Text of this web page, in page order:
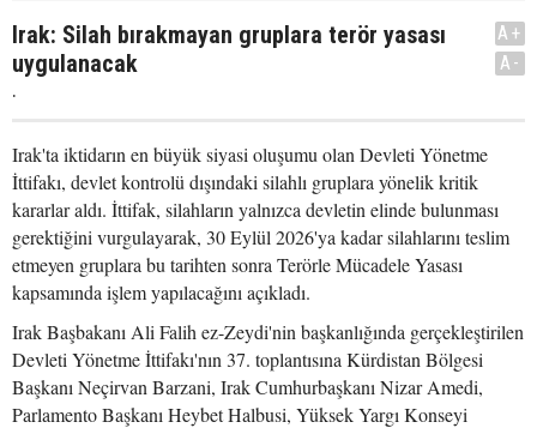
Irak: Silah bırakmayan gruplara terör yasası
uygulanacak
.
A+
A-
Irak'ta iktidarın en büyük siyasi oluşumu olan Devleti Yönetme
İttifakı, devlet kontrolü dışındaki silahlı gruplara yönelik kritik
kararlar aldı. İttifak, silahların yalnızca devletin elinde bulunması
gerektiğini vurgulayarak, 30 Eylül 2026'ya kadar silahlarını teslim
etmeyen gruplara bu tarihten sonra Terörle Mücadele Yasası
kapsamında işlem yapılacağını açıkladı.
Irak Başbakanı Ali Falih ez-Zeydi'nin başkanlığında gerçekleştirilen
Devleti Yönetme İttifakı'nın 37. toplantısına Kürdistan Bölgesi
Başkanı Neçirvan Barzani, Irak Cumhurbaşkanı Nizar Amedi,
Parlamento Başkanı Heybet Halbusi, Yüksek Yargı Konseyi